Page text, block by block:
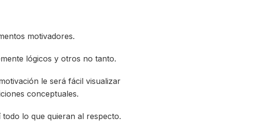
motivadores.
lógicos y otros no tanto.
le será fácil visualizar
conceptuales.
lo que quieran al respecto.